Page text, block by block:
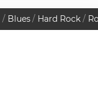
Blues Hard Rock